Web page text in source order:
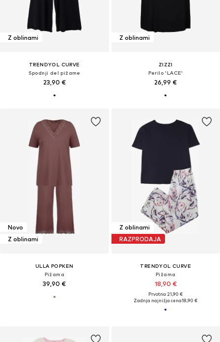
Z oblinami
TRENDYOL CURVE
Spodnji del pižame
23,90 €
Z oblinami
ZIZZI
Perilo 'LACE'
26,99 €
Novo
Z oblinami
ULLA POPKEN
Pižama
39,90 €
Z oblinami
RAZPRODAJA
TRENDYOL CURVE
Pižama
18,90 €
Prvotno: 21,90 €
Zadnja najnižja cena18,90 €